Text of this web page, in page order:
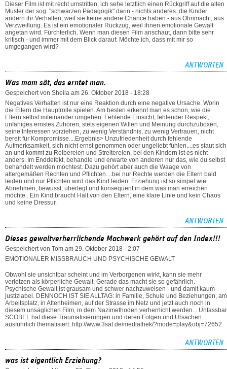
Dieser Film ist mit recht umstritten: ich sehe letztlich einen Rückgriff auf die alten
Muster der sog. "schwarzen Pädagogik" darin - nichts anderes. die Kinder
ändern ihr Verhalten, weil sie keine andere Chance haben - aus Ohnmacht, aus
Verzweiflung. Es ist ein emotionaler Rückzug, weil ihnen emotionale Gewalt
angetan wird. Fürchterlich. Wenn man diesen Film anschaut, dann bitte sehr
kritisch - und immer mit dem Blick darauf: Möchte ich, dass mit mir so
umgegangen wird?
ANTWORTEN
Was mam sät, das erntet man.
Gespeichert von Sheila am 26. Oktober 2018 - 18:28
Negatives Verhalten ist nur eine Reaktion durch eine negative Ursache. Worin
die Eltern die Hauptrolle spielen. Am besten erkennt man es schon, wie die
Eltern selbst miteinander umgehen. Fehlende Einsicht, fehlender Respekt,
unfähiges ernstes Zuhören, stets eigenen Willen und Meinung durchzuboxen,
seine Interessen vorziehen, zu wenig Verständnis, zu wenig Vertrauen, nicht
bereit für Kompromisse....Ergebnis> Unzufriedenheit durch fehlende
Aufmerksamkeit, sich nicht ernst genommen oder ungeliebt fühlen....es staut sich
an und kommt zu Reibereien und Streitereien, bei den Kindern ist es nicht
anders. Im Enddefekt, behandle und erwarte von anderen nur das, wie du selbst
behandelt werden möchtest. Dazu gehört aber auch die Waage von
altergemäßen Rechten und Pflichten....bei nur Rechte werden die Eltern bald
leiden und nur Pflichten wird das Kind leiden. Erziehung ist so simpel wie
Abnehmen, bewusst, überlegt und konsequent in dem was man erreichen
möchte . Ein Kind braucht Halt von den Eltern, eine klare Linie und kein Chaos
und keine Dressur.
ANTWORTEN
Dieses gewaltverherrlichende Machwerk gehört auf den Index!!!
Gespeichert von Tom am 29. Oktober 2018 - 2:07
EMOTIONALER MISSBRAUCH UND PSYCHISCHE GEWALT
Obwohl sie unsichtbar scheint und im Verborgenen wirkt, kann sie mehr
verletzen als körperliche Gewalt. Gerade das macht sie so gefährlich.
Psychische Gewalt ist grausam und schwer nachzuweisen - und damit kaum
justiziabel. DENNOCH IST SIE ALLTAG: in Familie, Schule und Beziehungen, am
Arbeitsplatz, in Altenheimen, auf der Strasse im Netz und jetzt auch noch in
diesem unsäglichen Film, in dem Nazimethoden verherrlicht werden... Unfassbar
SCOBEL hat diese Traumatisierungen und deren Folgen und Ursachen
ausführlich thematisiert: http://www.3sat.de/mediathek/?mode=play&obj=72652
ANTWORTEN
was ist eigentlich Erziehung?